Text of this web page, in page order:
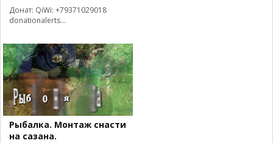
Донат: QiWi: +79371029018
donationalerts...
Рыбалка. Монтаж снасти
на сазана.